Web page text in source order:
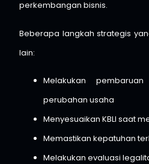
perkembangan bisnis.
Beberapa langkah strategis
lain:
Melakukan
perubahan usaha
Menyesuaikan KBLI saat
Memastikan kepatuhan
Melakukan evaluasi